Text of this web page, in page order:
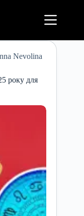
Nevolina
року для